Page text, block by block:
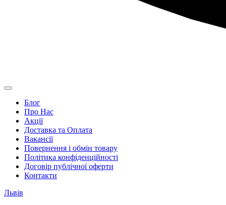
Блог
Про Нас
Акції
Доставка та Оплата
Вакансії
Повернення і обмін товару
Політика конфіденційності
Договір публічної оферти
Контакти
Львів